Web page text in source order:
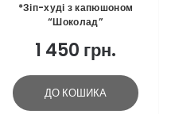
*Зіп-худі з капюшоном
“Шоколад”
1 450 грн.
ДО КОШИКА